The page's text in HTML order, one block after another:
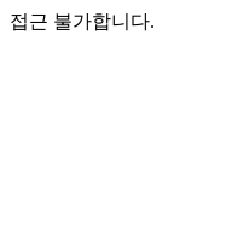
접근 불가합니다.